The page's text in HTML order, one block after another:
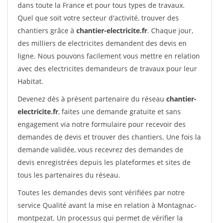
dans toute la France et pour tous types de travaux.
Quel que soit votre secteur d'activité, trouver des
chantiers grâce à chantier-electricite.fr. Chaque jour,
des milliers de electricites demandent des devis en
ligne. Nous pouvons facilement vous mettre en relation
avec des electricites demandeurs de travaux pour leur
Habitat.
Devenez dès à présent partenaire du réseau chantier-
electricite.fr, faites une demande gratuite et sans
engagement via notre formulaire pour recevoir des
demandes de devis et trouver des chantiers. Une fois la
demande validée, vous recevrez des demandes de
devis enregistrées depuis les plateformes et sites de
tous les partenaires du réseau.
Toutes les demandes devis sont vérifiées par notre
service Qualité avant la mise en relation à Montagnac-
montpezat. Un processus qui permet de vérifier la